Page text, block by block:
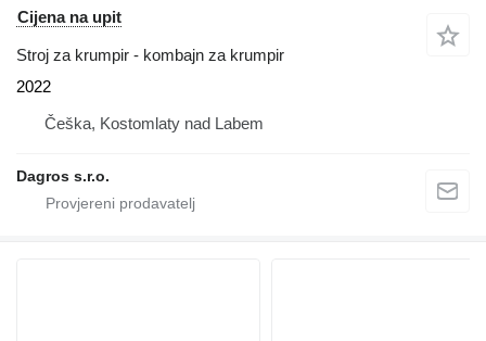
Cijena na upit
Stroj za krumpir - kombajn za krumpir
2022
Češka, Kostomlaty nad Labem
Dagros s.r.o.